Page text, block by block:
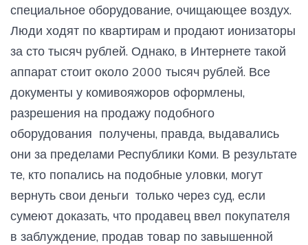
специальное оборудование, очищающее воздух.
Люди ходят по квартирам и продают ионизаторы
за сто тысяч рублей. Однако, в Интернете такой
аппарат стоит около 2000 тысяч рублей. Все
документы у комивояжоров оформлены,
разрешения на продажу подобного
оборудования получены, правда, выдавались
они за пределами Республики Коми. В результате
те, кто попались на подобные уловки, могут
вернуть свои деньги только через суд, если
сумеют доказать, что продавец ввел покупателя
в заблуждение, продав товар по завышенной